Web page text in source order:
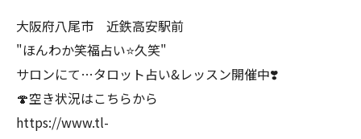
大阪府八尾市 近鉄高安駅前
"ほんわか笑福占い⭐️久笑"
サロンにて…タロット占い&レッスン開催中❣️
🍄空き状況はこちらから
https://www.tl-